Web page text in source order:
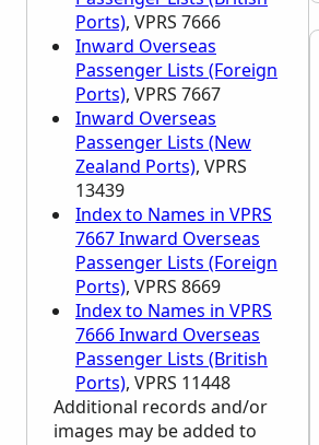
Ports), VPRS 7666
Inward Overseas
Passenger Lists (Foreign
Ports), VPRS 7667
Inward Overseas
Passenger Lists (New
Zealand Ports), VPRS
13439
Index to Names in VPRS
7667 Inward Overseas
Passenger Lists (Foreign
Ports), VPRS 8669
Index to Names in VPRS
7666 Inward Overseas
Passenger Lists (British
Ports), VPRS 11448
Additional records and/or
images may be added to